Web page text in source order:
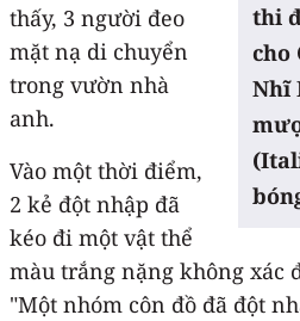
thi
cho
Nhĩ
thấy, 3 người đeo
mặt nạ di chuyển
trong vườn nhà
anh.
Vào một thời điểm,
2 kẻ đột nhập đã
kéo đi một vật thể
màu trắng nặng không xác
"Một nhóm côn đồ đã đột